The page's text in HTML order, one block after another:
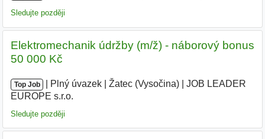
Sledujte později
Elektromechanik údržby (m/ž) - náborový bonus
50 000 Kč
Top Job Plný úvazek Žatec (Vysočina)
JOB LEADER
EUROPE s.r.o.
Sledujte později